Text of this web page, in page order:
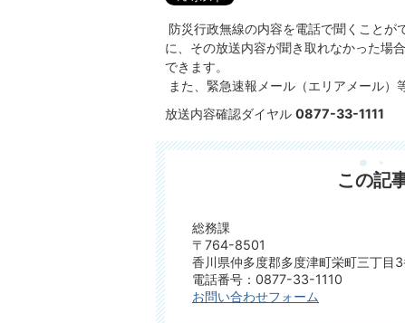
防災行政無線の内容を電話で聞くことが
に、その放送内容が聞き取れなかった場
できます。
また、緊急速報メール（エリアメール）
放送内容確認ダイヤル 0877-33-1111
この記
総務課
〒764-8501
香川県仲多度郡多度津町栄町三丁目
電話番号：0877-33-1110
お問い合わせフォーム